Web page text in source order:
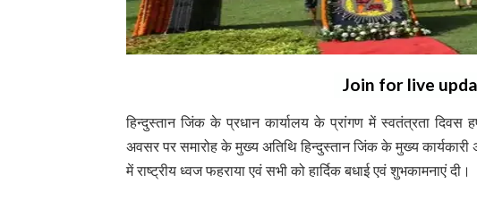
Join for live
हिन्दुस्तान जिंक के प्रधान कार्यालय के प्रांगण में स्वतंत्रता दिवस
अवसर पर समारोह के मुख्य अतिथि हिन्दुस्तान जिंक के मुख्य कार्यकारी
में राष्ट्रीय ध्वज फहराया एवं सभी को हार्दिक बधाई एवं शुभकामनाएं दी।